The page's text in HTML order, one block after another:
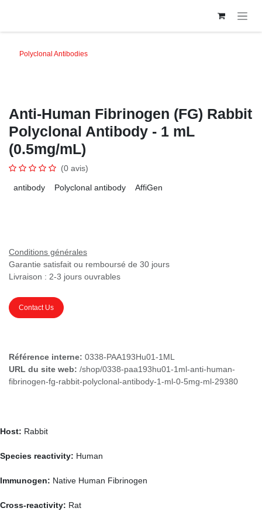
Polyclonal Antibodies
Anti-Human Fibrinogen (FG) Rabbit
Polyclonal Antibody - 1 mL
(0.5mg/mL)
(0 avis)
antibody Polyclonal antibody AffiGen
Conditions générales
Garantie satisfait ou remboursé de 30 jours
Livraison : 2-3 jours ouvrables
Contact Us
Référence interne: 0338-PAA193Hu01-1ML
URL du site web: /shop/0338-paa193hu01-1ml-anti-human-
fibrinogen-fg-rabbit-polyclonal-antibody-1-ml-0-5mg-ml-29380
Host: Rabbit
Species reactivity: Human
Immunogen: Native Human Fibrinogen
Cross-reactivity: Rat